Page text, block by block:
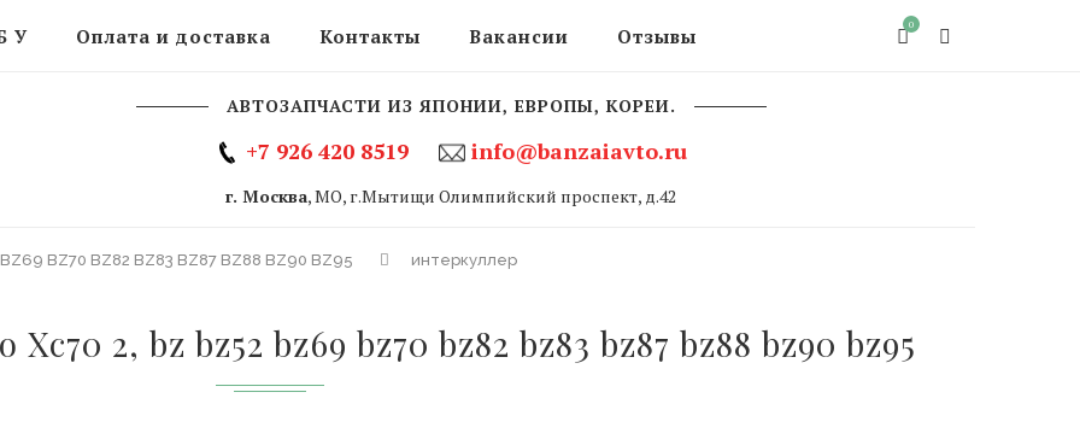
У Оплата и доставка Контакты Вакансии Отзывы 0
АВТОЗАПЧАСТИ ИЗ ЯПОНИИ, ЕВРОПЫ, КОРЕИ.
+7 926 420 8519 info@banzaiavto.ru
г. Москва, МО, г.Мытищи Олимпийский проспект, д.42
BZ70 BZ82 BZ83 BZ87 BZ88 BZ90 BZ95 интеркуллер
2, bz bz52 bz69 bz70 bz82 bz83 bz87 bz88 bz90 bz95